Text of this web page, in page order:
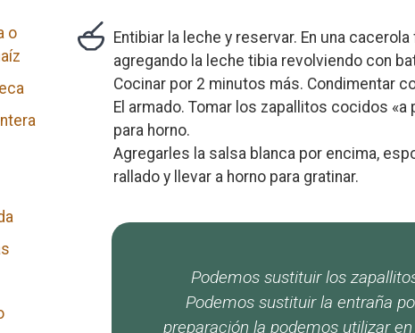
o
Entibiar la leche y reservar. En una
agregando la leche tibia revolviendo con
Cocinar por 2 minutos más. Condimentar
El armado. Tomar los zapallitos cocidos
para horno.
Agregarles la salsa blanca por encima,
rallado y llevar a horno para gratinar.
Podemos sustituir los
Podemos sustituir la entraña
preparación la podemos utilizar